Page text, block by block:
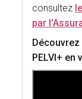
consultez
par
PELVI+ en